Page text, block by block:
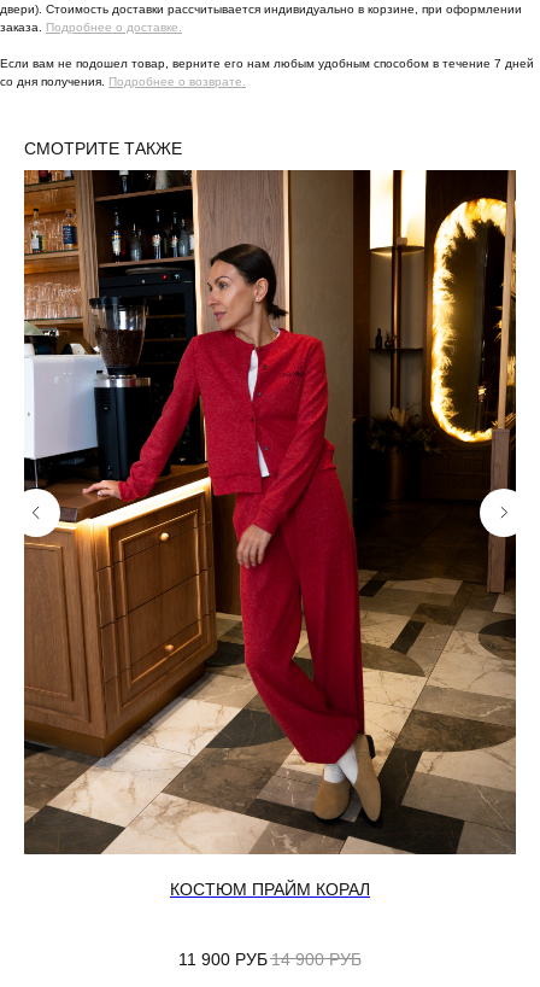
двери). Стоимость доставки рассчитывается индивидуально в корзине, при оформлении
заказа. Подробнее о доставке.
Если вам не подошел товар, верните его нам любым удобным способом в течение 7 дней
со дня получения. Подробнее о возврате.
СМОТРИТЕ ТАКЖЕ
КОСТЮМ ПРАЙМ КОРАЛ
11 900 РУБ14 900 РУБ